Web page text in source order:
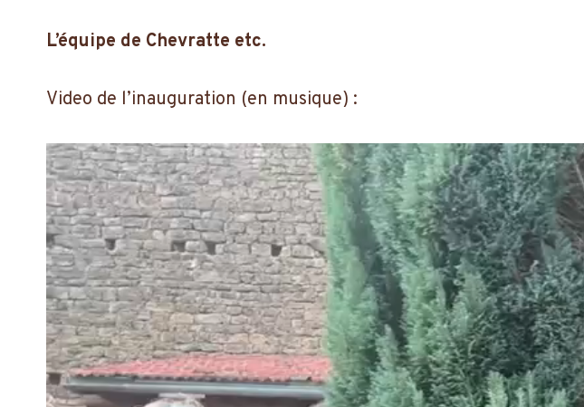
L’équipe de Chevratte etc.
Video de l’inauguration (en musique) :